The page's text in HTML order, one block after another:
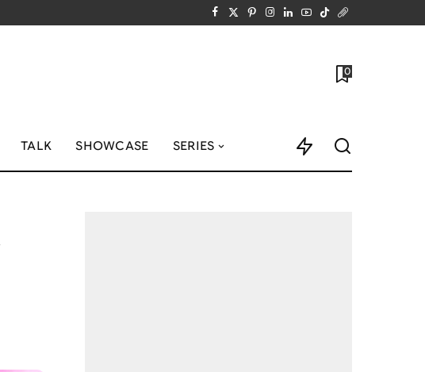
0
TALK SHOWCASE SERIES